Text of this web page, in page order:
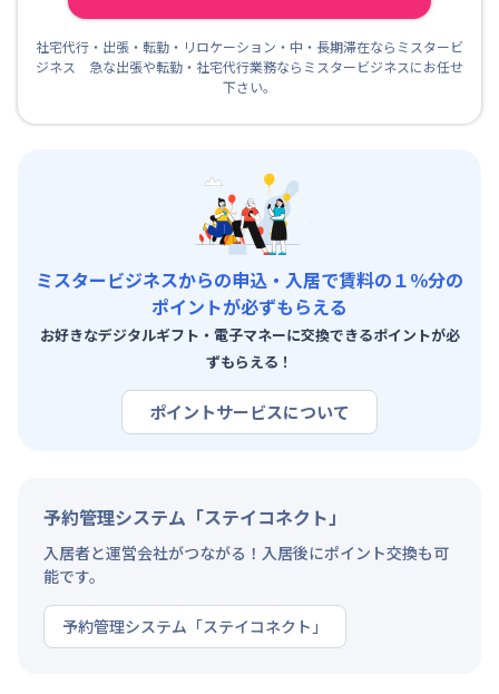
社宅代行・出張・転勤・リロケーション・中・長期滞在ならミスタービ
ジネス 急な出張や転勤・社宅代行業務ならミスタービジネスにお任せ
下さい。
ミスタービジネスからの申込・入居で賃料の１％分の
ポイントが必ずもらえる
お好きなデジタルギフト・電子マネーに交換できるポイントが必
ずもらえる！
ポイントサービスについて
予約管理システム「ステイコネクト」
入居者と運営会社がつながる！入居後にポイント交換も可
能です。
予約管理システム「ステイコネクト」